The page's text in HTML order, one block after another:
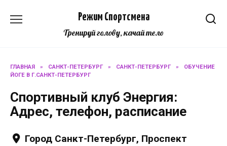
Режим Спортсмена
Тренируй голову, качай тело
ГЛАВНАЯ » САНКТ-ПЕТЕРБУРГ » САНКТ-ПЕТЕРБУРГ »
ОБУЧЕНИЕ
ЙОГЕ В Г.САНКТ-ПЕТЕРБУРГ
Спортивный клуб Энергия:
Адрес, телефон, расписание
Город Санкт-Петербург, Проспект